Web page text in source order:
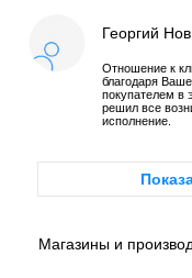
Георгий
Отношение к
благодаря
покупателем в
решил все
исполнение.
Магазины и